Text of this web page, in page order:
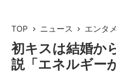
TOP ニュース エンタメ
初キスは結婚か
説「エネルギー